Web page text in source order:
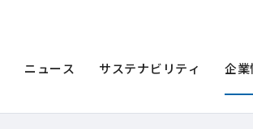
ニュース サステナビリティ 企業